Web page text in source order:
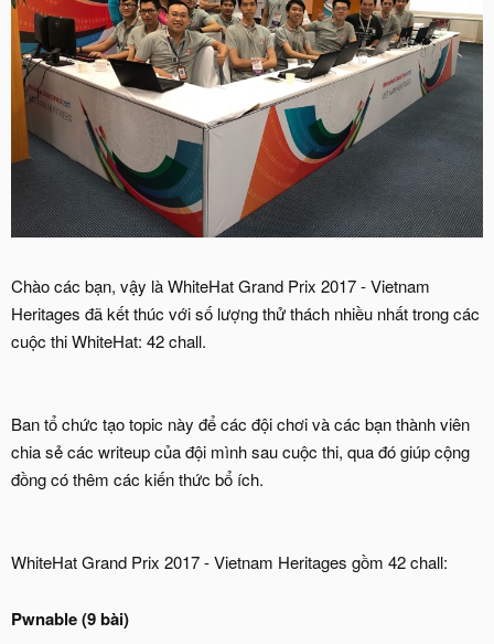
Chào các bạn, vậy là WhiteHat Grand Prix 2017 - Vietnam
Heritages đã kết thúc với số lượng thử thách nhiều nhất trong các
cuộc thi WhiteHat: 42 chall.
Ban tổ chức tạo topic này để các đội chơi và các bạn thành viên
chia sẻ các writeup của đội mình sau cuộc thi, qua đó giúp cộng
đồng có thêm các kiến thức bổ ích.
WhiteHat Grand Prix 2017 - Vietnam Heritages gồm 42 chall:
Pwnable (9 bài)